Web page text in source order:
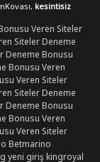
kesintisiz
Veren Siteler
SitelerDeneme
Deneme Bonusu
Bonusu Veren
Veren Siteler
SitelerDeneme
Deneme Bonusu
Bonusu Veren
Veren Siteler
Betmarino
yeni girişkingroyal